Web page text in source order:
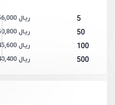
5 156,000 ریال
50 150,800 ریال
100 145,600 ریال
500 140,400 ریال